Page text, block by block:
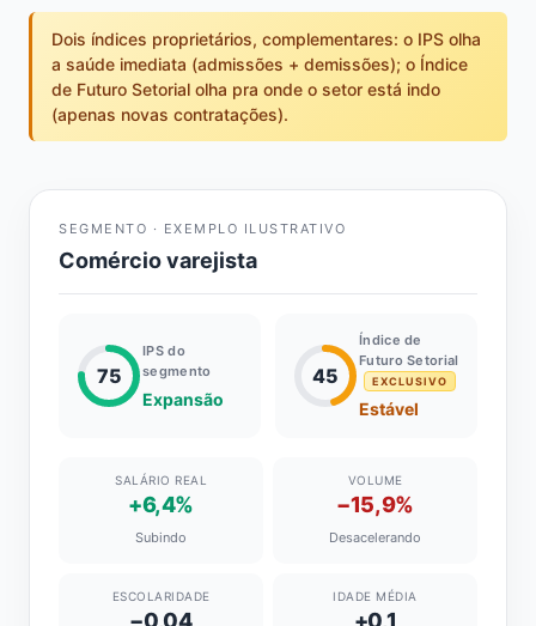
Dois índices proprietários, complementares: o IPS olha
a saúde imediata (admissões + demissões); o Índice
de Futuro Setorial olha pra onde o setor está indo
(apenas novas contratações).
SEGMENTO · EXEMPLO ILUSTRATIVO
Comércio varejista
75
IPS do
segmento
Expansão
45
Índice de
Futuro Setorial
EXCLUSIVO
Estável
SALÁRIO REAL
+6,4%
Subindo
VOLUME
−15,9%
Desacelerando
ESCOLARIDADE
−0,04
IDADE MÉDIA
+0,1